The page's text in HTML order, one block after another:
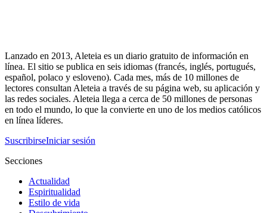
Lanzado en 2013, Aleteia es un diario gratuito de información en
línea. El sitio se publica en seis idiomas (francés, inglés, portugués,
español, polaco y esloveno). Cada mes, más de 10 millones de
lectores consultan Aleteia a través de su página web, su aplicación y
las redes sociales. Aleteia llega a cerca de 50 millones de personas
en todo el mundo, lo que la convierte en uno de los medios católicos
en línea líderes.
SuscribirseIniciar sesión
Secciones
Actualidad
Espiritualidad
Estilo de vida